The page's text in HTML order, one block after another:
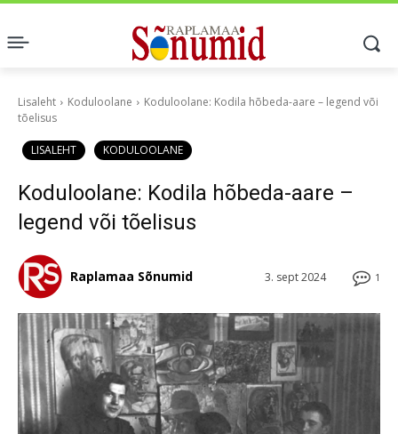
Lisaleht Koduloolane
Koduloolane: Kodila hõbeda-aare – legend või
tõelisus
LISALEHT KODULOOLANE
Koduloolane: Kodila hõbeda-aare –
legend või tõelisus
1
3. sept 2024
Raplamaa Sõnumid